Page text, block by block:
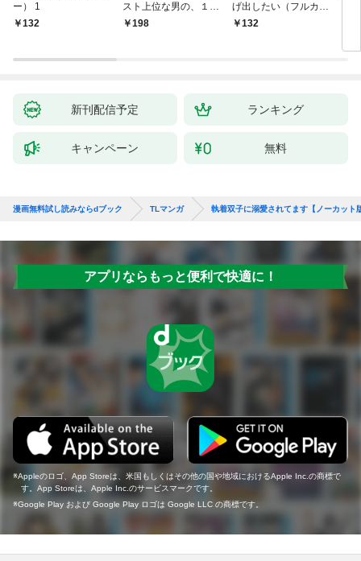
ー） 1
132
スト上位な男の、１０
年越しの激愛１
198
げ出したい（フルカラ
ー） 1
132
新刊配信予定 ランキング
キャンペーン 無料
漫画無料試し読みならdブック TLマンガ 執着双子に溺愛されてます【ノーカット
アプリならもっと便利で快適に！
Appleのロゴ、App Storeは、米国もしくはその他の国や地域におけるApple Inc.の商標で
す。App Storeは、Apple Inc.のサービスマークです。
Google Play および Google Play ロゴは Google LLC の商標です。